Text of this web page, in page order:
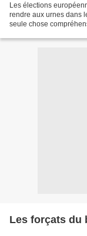
Les élections
rendre aux urnes dans
seule chose
Les forçats du